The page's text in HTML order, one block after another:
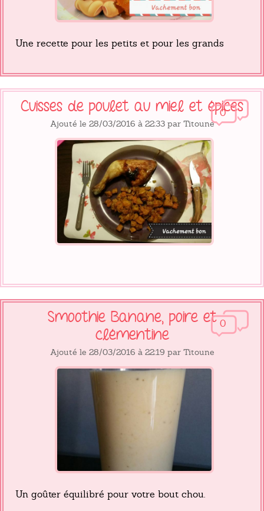
Une recette pour les petits et pour les grands
0
Cuisses de poulet au miel et épices
Ajouté le 28/03/2016 à 22:33 par Titoune
0
Smoothie Banane, poire et
clémentine
Ajouté le 28/03/2016 à 22:19 par Titoune
Un goûter équilibré pour votre bout chou.